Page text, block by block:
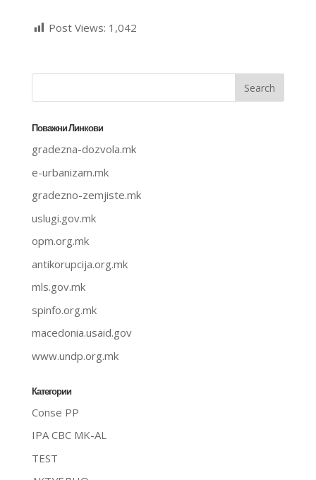
Post Views: 1,042
Поважни Линкови
gradezna-dozvola.mk
e-urbanizam.mk
gradezno-zemjiste.mk
uslugi.gov.mk
opm.org.mk
antikorupcija.org.mk
mls.gov.mk
spinfo.org.mk
macedonia.usaid.gov
www.undp.org.mk
Категории
Conse PP
IPA CBC MK-AL
TEST